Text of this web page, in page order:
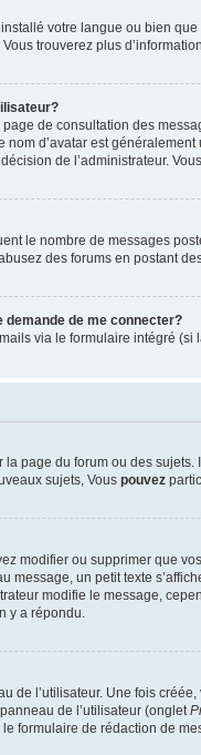
votre langue ou bien
trouverez plus
de consultation des
d’avatar est
de l’administrateur.
le nombre de messages
des forums en postant
demande de me connecter?
via le formulaire intégré
page du forum ou des
sujets, Vous pouvez
modifier ou supprimer que
message, un petit texte
modifie le message,
y a répondu.
de l’utilisateur. Une fois
de l’utilisateur (onglet
formulaire de rédaction de